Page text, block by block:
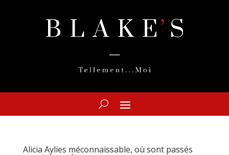
Alicia Aylies méconnaissable, où sont passés